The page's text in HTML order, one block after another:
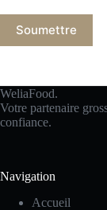
Soumettre
WeliaFood.
Votre partenaire
confiance.
Navigation
Accueil